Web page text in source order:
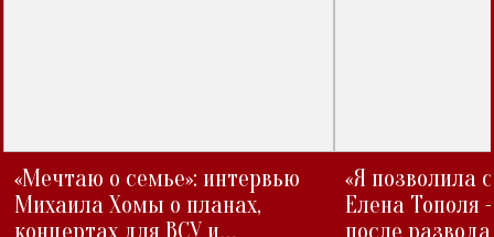
«Мечтаю о семье»: интервью
Михаила Хомы о планах,
«Я позволила
Елена Тополя